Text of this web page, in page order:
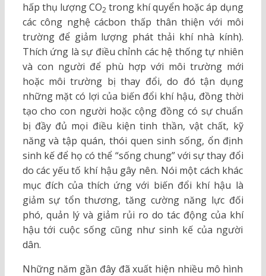
hấp thụ lượng CO2 trong khí quyển hoặc áp dụng
các công nghệ cácbon thấp thân thiện với môi
trường để giảm lượng phát thải khí nhà kính).
Thích ứng là sự điều chỉnh các hệ thống tự nhiên
và con người để phù hợp với môi trường mới
hoặc môi trường bị thay đổi, do đó tận dụng
những mặt có lợi của biến đổi khí hậu, đồng thời
tạo cho con người hoặc cộng đồng có sự chuẩn
bị đầy đủ mọi điều kiện tinh thần, vật chất, kỹ
năng và tập quán, thói quen sinh sống, ổn định
sinh kế để họ có thể “sống chung” với sự thay đổi
do các yếu tố khí hậu gây nên. Nói một cách khác
mục đích của thích ứng với biến đổi khí hậu là
giảm sự tổn thương, tăng cường năng lực đối
phó, quản lý và giảm rủi ro do tác động của khí
hậu tới cuộc sống cũng như sinh kế của người
dân.
Những năm gần đây đã xuất hiện nhiều mô hình